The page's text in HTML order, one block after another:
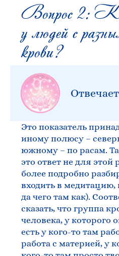
Вопрос 2:
у людей с
крови?
Это показатель
иному полюсу –
южному – по расам.
это ответ не для
более подробно
входить в медитацию,
да чего там как).
сказать, что группа
человека, у которого
есть у кого-то там
работа с материей, у